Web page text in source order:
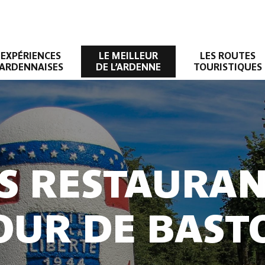
EXPÉRIENCES
LE MEILLEUR
DE L’ARDENNE
LES ROUTES
TOURISTIQUES
DE